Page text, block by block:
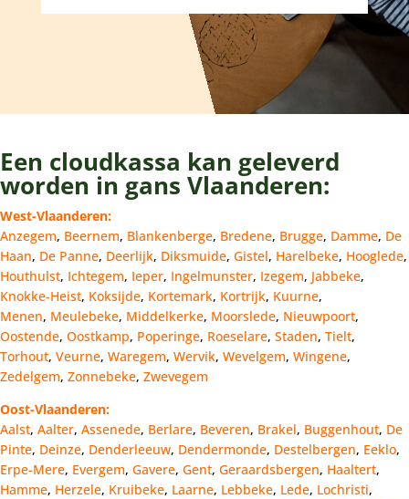
Een cloudkassa kan geleverd
worden in gans Vlaanderen:
West-Vlaanderen:
Anzegem, Beernem, Blankenberge, Bredene, Brugge, Damme, De
Haan, De Panne, Deerlijk, Diksmuide, Gistel, Harelbeke, Hooglede,
Houthulst, Ichtegem, Ieper, Ingelmunster, Izegem, Jabbeke,
Knokke-Heist, Koksijde, Kortemark, Kortrijk, Kuurne,
Menen, Meulebeke, Middelkerke, Moorslede, Nieuwpoort,
Oostende, Oostkamp, Poperinge, Roeselare, Staden, Tielt,
Torhout, Veurne, Waregem, Wervik, Wevelgem, Wingene,
Zedelgem, Zonnebeke, Zwevegem
Oost-Vlaanderen:
Aalst, Aalter, Assenede, Berlare, Beveren, Brakel, Buggenhout, De
Pinte, Deinze, Denderleeuw, Dendermonde, Destelbergen, Eeklo,
Erpe-Mere, Evergem, Gavere, Gent, Geraardsbergen, Haaltert,
Hamme, Herzele, Kruibeke, Laarne, Lebbeke, Lede, Lochristi,